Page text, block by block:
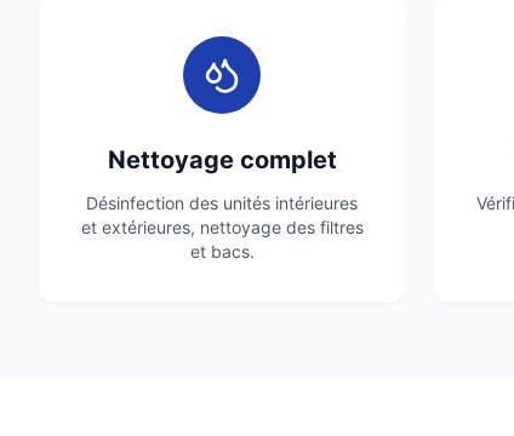
Nettoyage complet
Désinfection des unités intérieures
et extérieures, nettoyage des filtres
et bacs.